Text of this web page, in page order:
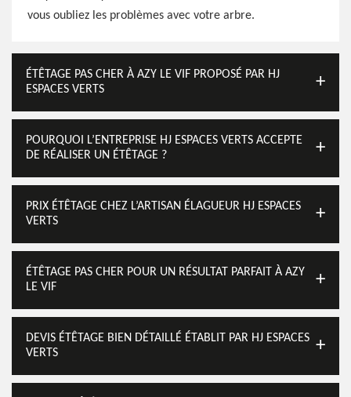
vous oubliez les problèmes avec votre arbre.
ÉTÊTAGE PAS CHER À AZY LE VIF PROPOSÉ PAR HJ
ESPACES VERTS
POURQUOI L’ENTREPRISE HJ ESPACES VERTS ACCEPTE
DE RÉALISER UN ÉTÊTAGE ?
PRIX ÉTÊTAGE CHEZ L’ARTISAN ÉLAGUEUR HJ ESPACES
VERTS
ÉTÊTAGE PAS CHER POUR UN RÉSULTAT PARFAIT À AZY
LE VIF
DEVIS ÉTÊTAGE BIEN DÉTAILLÉ ÉTABLIT PAR HJ ESPACES
VERTS